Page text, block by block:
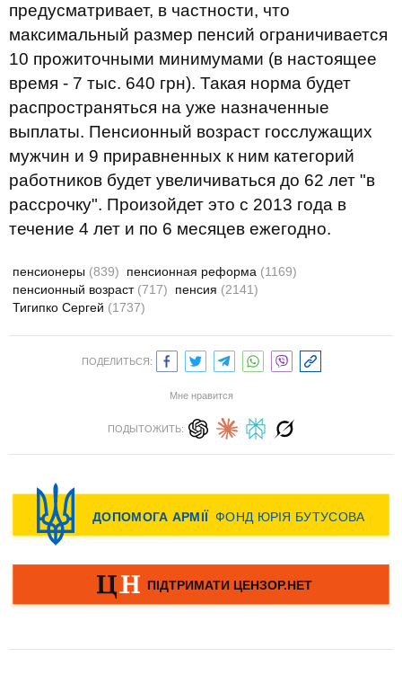
предусматривает, в частности, что
максимальный размер пенсий ограничивается
10 прожиточными минимумами (в настоящее
время - 7 тыс. 640 грн). Такая норма будет
распространяться на уже назначенные
выплаты. Пенсионный возраст госслужащих
мужчин и 9 приравненных к ним категорий
работников будет увеличиваться до 62 лет "в
рассрочку". Произойдет это с 2013 года в
течение 4 лет и по 6 месяцев ежегодно.
пенсионеры (839) пенсионная реформа (1169)
пенсионный возраст (717) пенсия (2141)
Тигипко Сергей (1737)
ПОДЕЛИТЬСЯ:
Мне нравится
ПОДЫТОЖИТЬ: